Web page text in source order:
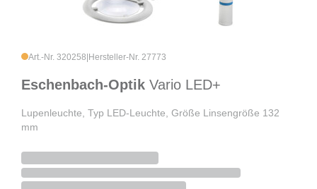
Art.-Nr. 320258 Hersteller-Nr. 27773
Eschenbach-Optik Vario LED+
Lupenleuchte, Typ LED-Leuchte, Größe Linsengröße 132
mm